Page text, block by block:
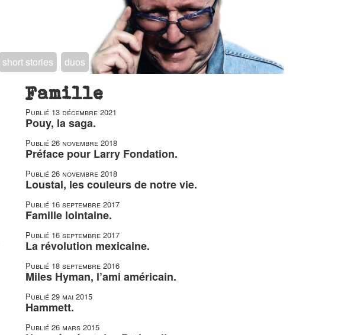
short stories duos
Famille
Publié 13 décembre 2021
Pouy, la saga.
Publié 26 novembre 2018
Préface pour Larry Fondation.
Publié 26 novembre 2018
Loustal, les couleurs de notre vie.
Publié 16 septembre 2017
Famille lointaine.
Publié 16 septembre 2017
La révolution mexicaine.
Publié 18 septembre 2016
Miles Hyman, l’ami américain.
Publié 29 mai 2015
Hammett.
Publié 26 mars 2015